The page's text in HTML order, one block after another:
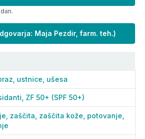
Maja Pezdir, farm. teh.)
ustnice, ušesa
ZF 50+ (SPF 50+)
zaščita, zaščita kože, potovanje,